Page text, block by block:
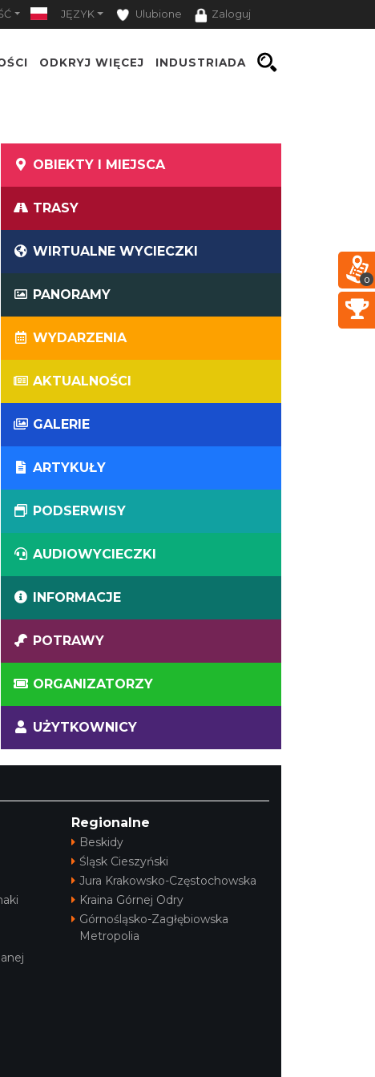
JĘZYK Ulubione Zaloguj
ODKRYJ WIĘCEJ INDUSTRIADA
OBIEKTY I MIEJSCA
TRASY
WIRTUALNE WYCIECZKI
PANORAMY
WYDARZENIA
AKTUALNOŚCI
GALERIE
ARTYKUŁY
PODSERWISY
AUDIOWYCIECZKI
INFORMACJE
POTRAWY
ORGANIZATORZY
UŻYTKOWNICY
Regionalne
Beskidy
Śląsk Cieszyński
Jura Krakowsko-Częstochowska
Kraina Górnej Odry
Górnośląsko-Zagłębiowska
Metropolia
0